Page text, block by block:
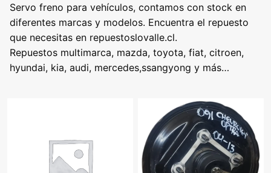
Servo freno para vehículos, contamos con stock en
diferentes marcas y modelos. Encuentra el repuesto
que necesitas en repuestoslovalle.cl.
Repuestos multimarca, mazda, toyota, fiat, citroen,
hyundai, kia, audi, mercedes,ssangyong y más…